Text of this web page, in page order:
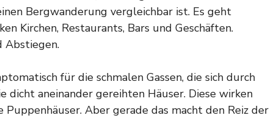
Bergwanderung vergleichbar ist. Es geht
Kirchen, Restaurants, Bars und Geschäften.
Abstiegen.
für die schmalen Gassen, die sich durch
aneinander gereihten Häuser. Diese wirken
Aber gerade das macht den Reiz der